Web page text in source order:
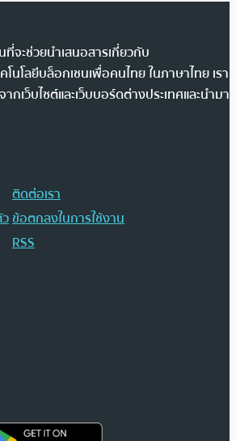
จะช่วยนำเสนอสารเกี่ยวกับ
นโลยีบล็อกเชนเพื่อคนไทย ในภาษาไทย เรา
เว็บไซต์และเว็บบอร์ดต่างประเทศและนำมา
ติดต่อเรา
ข้อตกลงในการใช้งาน
RSS